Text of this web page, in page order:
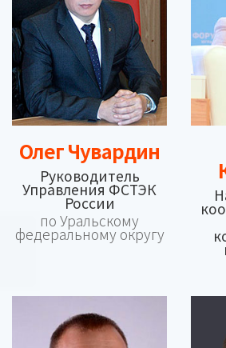
Олег Чувардин
Руководитель
Управления ФСТЭК
России
по Уральскому
федеральному округу